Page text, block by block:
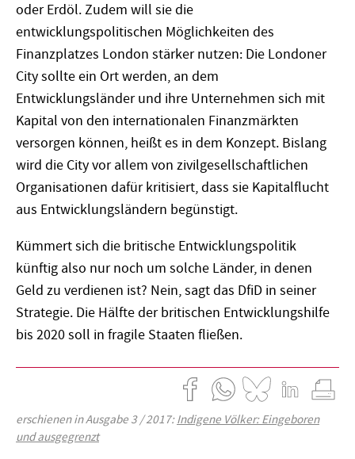
oder Erdöl. Zudem will sie die
entwicklungspolitischen Möglichkeiten des
Finanzplatzes London stärker nutzen: Die Londoner
City sollte ein Ort werden, an dem
Entwicklungsländer und ihre Unternehmen sich mit
Kapital von den internationalen Finanzmärkten
versorgen können, heißt es in dem Konzept. Bislang
wird die City vor allem von zivilgesellschaftlichen
Organisationen dafür kritisiert, dass sie Kapitalflucht
aus Entwicklungsländern begünstigt.
Kümmert sich die britische Entwicklungspolitik
künftig also nur noch um solche Länder, in denen
Geld zu verdienen ist? Nein, sagt das DfiD in seiner
Strategie. Die Hälfte der britischen Entwicklungshilfe
bis 2020 soll in fragile Staaten fließen.
erschienen in Ausgabe 3 / 2017:Indigene Völker: Eingeboren
und ausgegrenzt